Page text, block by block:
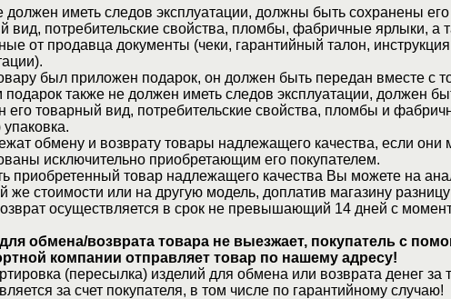
должен иметь следов эксплуатации, должны быть сохранены его
вид, потребительские свойства, пломбы, фабричные ярлыки, а
от продавца документы (чеки, гарантийный талон,
был приложен подарок, он должен быть передан вместе с
подарок также не должен иметь следов эксплуатации, должен
его товарный вид, потребительские свойства, пломбы и
обмену и возврату товары надлежащего качества, если они
исключительно приобретающим его покупателем.
приобретенный товар надлежащего качества Вы можете на
же стоимости или на другую модель, доплатив магазину
осуществляется в срок не превышающий 14 дней с
обмена/возврата товара не выезжает, покупатель с
компании отправляет товар по нашему адресу!
(пересылка) изделий для обмена или возврата денег за
за счет покупателя, в том числе по гарантийному случаю!